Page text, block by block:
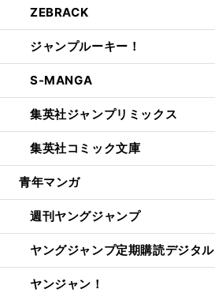
ZEBRACK
ジャンプルーキー！
S-MANGA
集英社ジャンプリミックス
集英社コミック文庫
青年マンガ
週刊ヤングジャンプ
ヤングジャンプ定期購読デジタル
ヤンジャン！